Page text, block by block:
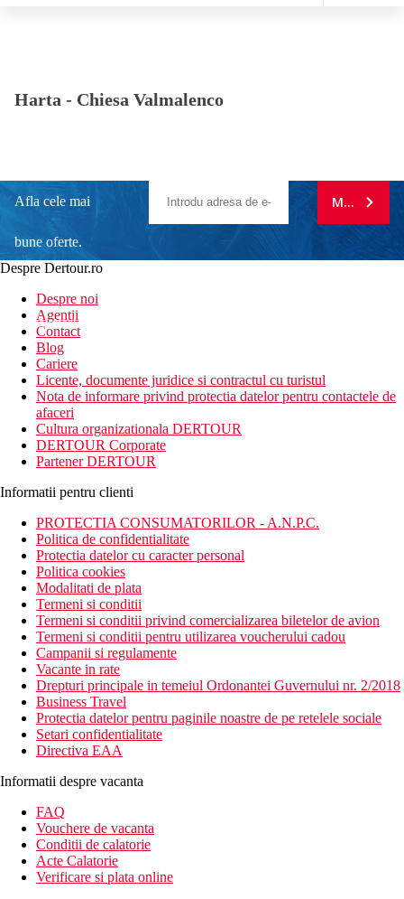
Harta - Chiesa Valmalenco
Afla cele mai
bune oferte.
newsletter!
MA
Despre Dertour.ro
Despre noi
Agentii
Contact
Blog
Cariere
Licente, documente juridice si contractul cu turistul
Nota de informare privind protectia datelor pentru contactele de
afaceri
Cultura organizationala DERTOUR
DERTOUR Corporate
Partener DERTOUR
Informatii pentru clienti
PROTECTIA CONSUMATORILOR - A.N.P.C.
Politica de confidentialitate
Protectia datelor cu caracter personal
Politica cookies
Modalitati de plata
Termeni si conditii
Termeni si conditii privind comercializarea biletelor de avion
Termeni si conditii pentru utilizarea voucherului cadou
Campanii si regulamente
Vacante in rate
Drepturi principale in temeiul Ordonantei Guvernului nr. 2/2018
Business Travel
Protectia datelor pentru paginile noastre de pe retelele sociale
Setari confidentialitate
Directiva EAA
Informatii despre vacanta
FAQ
Vouchere de vacanta
Conditii de calatorie
Acte Calatorie
Verificare si plata online